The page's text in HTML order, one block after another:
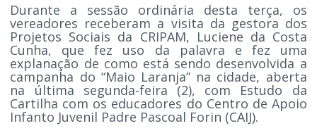
Durante a sessão ordinária desta terça, os
vereadores receberam a visita da gestora dos
Projetos Sociais da CRIPAM, Luciene da Costa
Cunha, que fez uso da palavra e fez uma
explanação de como está sendo desenvolvida a
campanha do “Maio Laranja” na cidade, aberta
na última segunda-feira (2), com Estudo da
Cartilha com os educadores do Centro de Apoio
Infanto Juvenil Padre Pascoal Forin (CAIJ).